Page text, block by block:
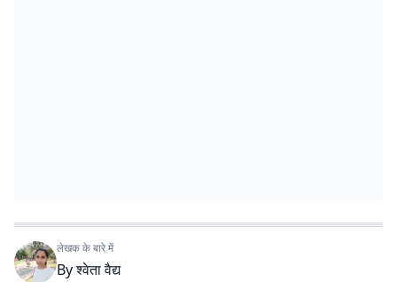
लेखक के बारे में
Byश्वेता वैद्य